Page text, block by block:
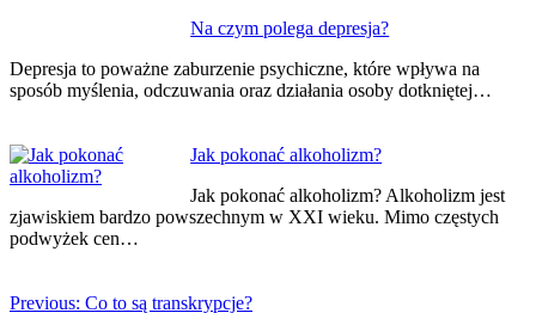
Na czym polega depresja?
Depresja to poważne zaburzenie psychiczne, które wpływa na
sposób myślenia, odczuwania oraz działania osoby dotkniętej…
Jak pokonać alkoholizm?
Jak pokonać alkoholizm? Alkoholizm jest
zjawiskiem bardzo powszechnym w XXI wieku. Mimo częstych
podwyżek cen…
Previous: Co to są transkrypcje?